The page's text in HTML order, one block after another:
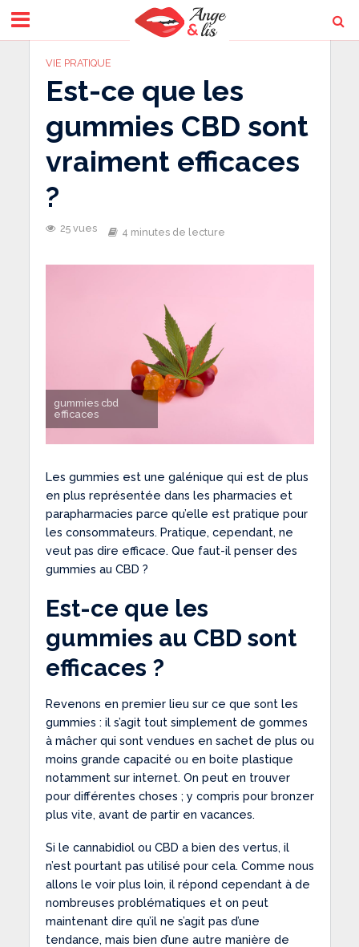
VIE PRATIQUE
Est-ce que les
gummies CBD sont
vraiment efficaces
?
25 vues 4 minutes de lecture
gummies cbd
efficaces
Les gummies est une galénique qui est de plus
en plus représentée dans les pharmacies et
parapharmacies parce qu’elle est pratique pour
les consommateurs. Pratique, cependant, ne
veut pas dire efficace. Que faut-il penser des
gummies au CBD ?
Est-ce que les
gummies au CBD sont
efficaces ?
Revenons en premier lieu sur ce que sont les
gummies : il s’agit tout simplement de gommes
à mâcher qui sont vendues en sachet de plus ou
moins grande capacité ou en boite plastique
notamment sur internet. On peut en trouver
pour différentes choses ; y compris pour bronzer
plus vite, avant de partir en vacances.
Si le cannabidiol ou CBD a bien des vertus, il
n’est pourtant pas utilisé pour cela. Comme nous
allons le voir plus loin, il répond cependant à de
nombreuses problématiques et on peut
maintenant dire qu’il ne s’agit pas d’une
tendance, mais bien d’une autre manière de